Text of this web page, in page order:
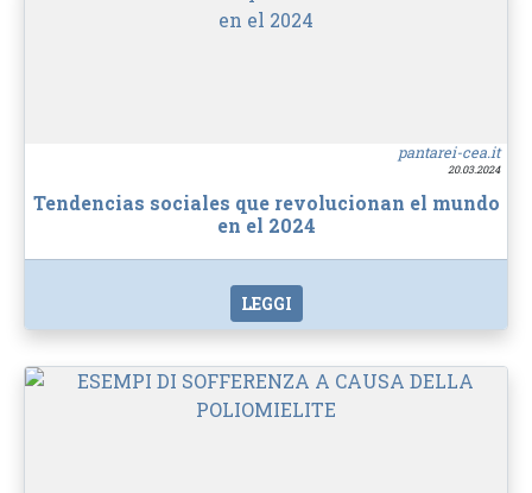
pantarei-cea.it
20.03.2024
Tendencias sociales que revolucionan el mundo
en el 2024
LEGGI